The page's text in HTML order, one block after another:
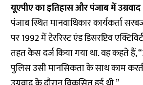
यूएपीए का इतिहास और पंजाब में उग्रवाद
पंजाब स्थित मानवाधिकार कार्यकर्ता
पर 1992 में टेररिस्ट एंड डिसरप्टिव
तहत केस दर्ज किया गया था. वह कहते हैं,
पुलिस उसी मानसिकता के साथ काम